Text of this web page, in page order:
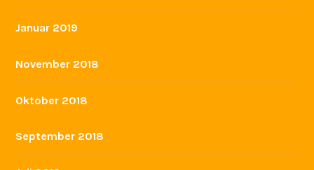
Februar 2020
Dezember 2019
November 2019
Oktober 2019
August 2019